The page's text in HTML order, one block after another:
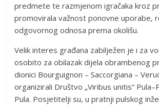
predmete te razmjenom igračaka kroz
promovirala važnost ponovne uporabe,
odgovornog odnosa prema okolišu.
Velik interes građana zabilježen je i za
osobito za obilazak dijela obrambenog
dionici Bourguignon – Saccorgiana –
organizirali Društvo „Viribus unitis“
Pula. Posjetitelji su, u pratnji pulskog